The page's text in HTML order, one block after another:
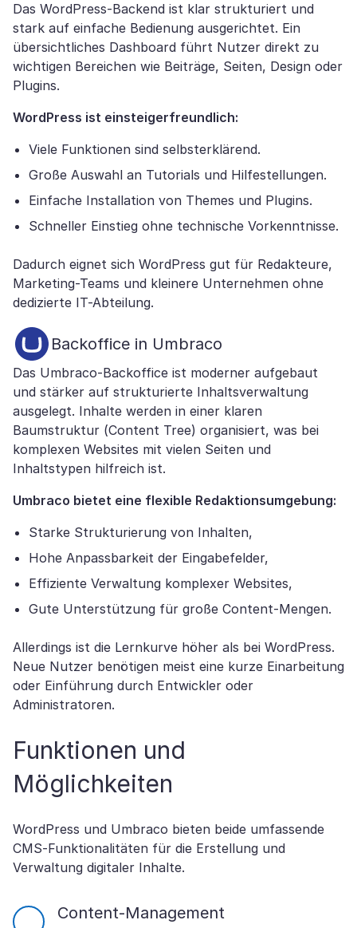
Das WordPress-Backend ist klar strukturiert und
stark auf einfache Bedienung ausgerichtet. Ein
übersichtliches Dashboard führt Nutzer direkt zu
wichtigen Bereichen wie Beiträge, Seiten, Design oder
Plugins.
WordPress ist einsteigerfreundlich:
Viele Funktionen sind selbsterklärend.
Große Auswahl an Tutorials und Hilfestellungen.
Einfache Installation von Themes und Plugins.
Schneller Einstieg ohne technische Vorkenntnisse.
Dadurch eignet sich WordPress gut für Redakteure,
Marketing-Teams und kleinere Unternehmen ohne
dedizierte IT-Abteilung.
Backoffice in Umbraco
Das Umbraco-Backoffice ist moderner aufgebaut
und stärker auf strukturierte Inhaltsverwaltung
ausgelegt. Inhalte werden in einer klaren
Baumstruktur (Content Tree) organisiert, was bei
komplexen Websites mit vielen Seiten und
Inhaltstypen hilfreich ist.
Umbraco bietet eine flexible Redaktionsumgebung:
Starke Strukturierung von Inhalten,
Hohe Anpassbarkeit der Eingabefelder,
Effiziente Verwaltung komplexer Websites,
Gute Unterstützung für große Content-Mengen.
Allerdings ist die Lernkurve höher als bei WordPress.
Neue Nutzer benötigen meist eine kurze Einarbeitung
oder Einführung durch Entwickler oder
Administratoren.
Funktionen und
Möglichkeiten
WordPress und Umbraco bieten beide umfassende
CMS-Funktionalitäten für die Erstellung und
Verwaltung digitaler Inhalte.
Content-Management